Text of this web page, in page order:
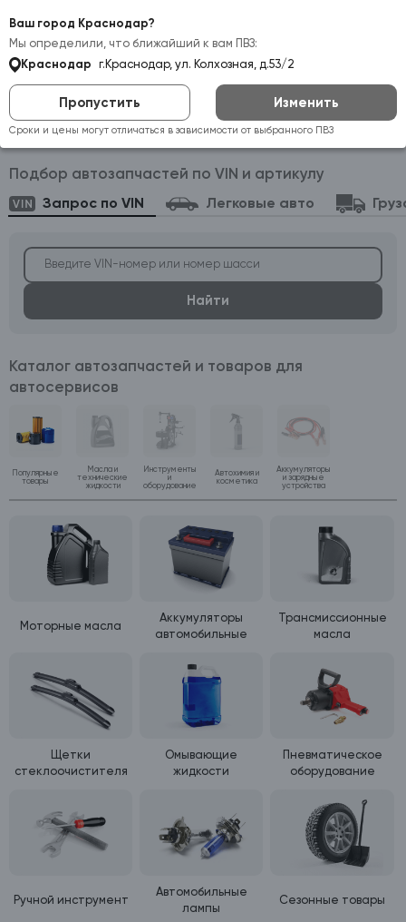
Ваш город Краснодар?
Мы определили, что ближайший к вам ПВЗ:
Краснодар
г.Краснодар, ул. Колхозная, д.53/2
Пропустить Изменить
Сроки и цены могут отличаться в зависимости от выбранного ПВЗ
Автозапчасти оптом и в розницу — каталог
и подбор по VIN
Подбор автозапчастей по VIN и артикулу
Запрос по VIN Легковые авто
Найти
Каталог автозапчастей и товаров для
автосервисов
Популярные
товары
Масла и
технические
жидкости
Инструменты
и
оборудование
Автохимия и
косметика
Аккумуляторы
и зарядные
устройства
Моторные масла
Аккумуляторы
автомобильные
Трансмиссионные
масла
Щетки
стеклоочистителя
Омывающие
жидкости
Пневматическое
оборудование
Ручной инструмент
Автомобильные
лампы
Сезонные товары